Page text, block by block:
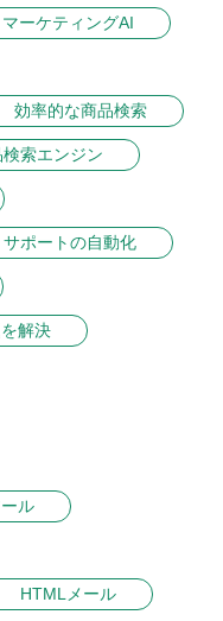
マーケティングAI
効率的な商品検索
索エンジン
サポートの自動化
解決
ル
HTMLメール